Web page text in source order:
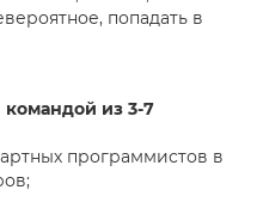
попадать в
командой из 3-7
программистов в